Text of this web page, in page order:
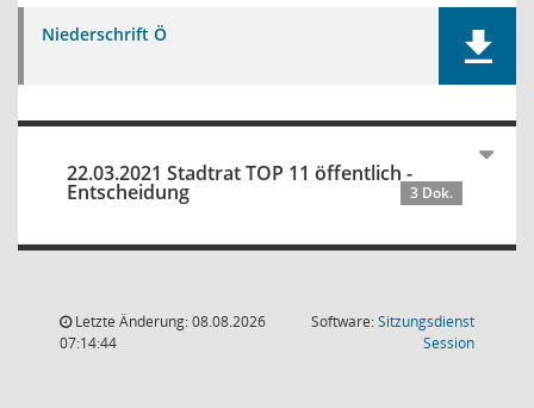
Niederschrift Ö
22.03.2021 Stadtrat TOP 11 öffentlich -
Entscheidung 3 Dok.
Letzte Änderung: 08.08.2026
07:14:44
Software:Sitzungsdienst
Session(Wird in